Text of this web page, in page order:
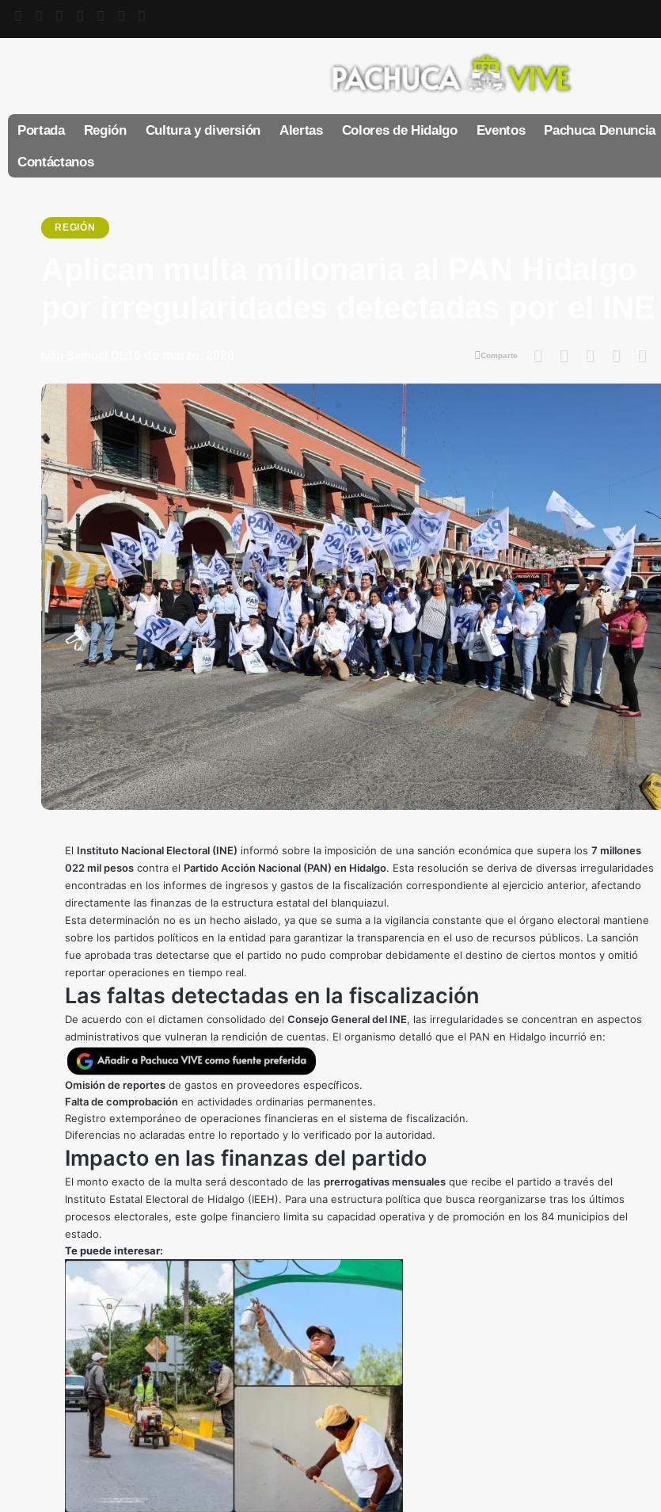
Portada Región Cultura y diversión Alertas Colores de Hidalgo Eventos Pachuca Denuncia
Contáctanos
REGIÓN
Comparte
El Instituto Nacional Electoral (INE) informó sobre la imposición de una sanción económica que supera los 7 millones
022 mil pesos contra el Partido Acción Nacional (PAN) en Hidalgo. Esta resolución se deriva de diversas irregularidades
encontradas en los informes de ingresos y gastos de la fiscalización correspondiente al ejercicio anterior, afectando
directamente las finanzas de la estructura estatal del blanquiazul.
Esta determinación no es un hecho aislado, ya que se suma a la vigilancia constante que el órgano electoral mantiene
sobre los partidos políticos en la entidad para garantizar la transparencia en el uso de recursos públicos. La sanción
fue aprobada tras detectarse que el partido no pudo comprobar debidamente el destino de ciertos montos y omitió
reportar operaciones en tiempo real.
Las faltas detectadas en la fiscalización
De acuerdo con el dictamen consolidado del Consejo General del INE, las irregularidades se concentran en aspectos
administrativos que vulneran la rendición de cuentas. El organismo detalló que el PAN en Hidalgo incurrió en:
Omisión de reportes de gastos en proveedores específicos.
Falta de comprobación en actividades ordinarias permanentes.
Registro extemporáneo de operaciones financieras en el sistema de fiscalización.
Diferencias no aclaradas entre lo reportado y lo verificado por la autoridad.
Impacto en las finanzas del partido
El monto exacto de la multa será descontado de las prerrogativas mensuales que recibe el partido a través del
Instituto Estatal Electoral de Hidalgo (IEEH). Para una estructura política que busca reorganizarse tras los últimos
procesos electorales, este golpe financiero limita su capacidad operativa y de promoción en los 84 municipios del
estado.
Te puede interesar: